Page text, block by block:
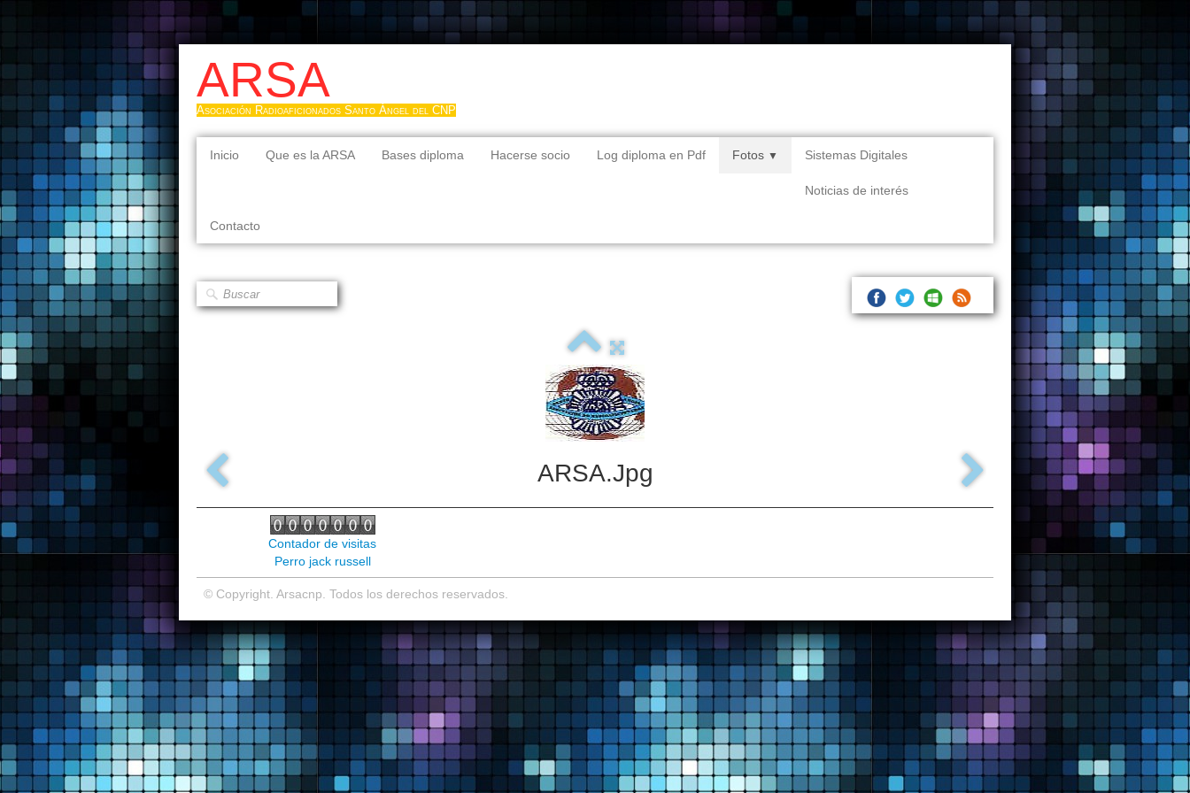
ARSA
Asociación Radioaficionados Santo Ángel del CNP
Inicio Que es la ARSA Bases diploma Hacerse socio Log diploma en Pdf Fotos ▼ Sistemas Digitales
Noticias de interés
Contacto
ARSA.jpg
Contador de visitas
Perro jack russell
© Copyright. Arsacnp. Todos los derechos reservados.